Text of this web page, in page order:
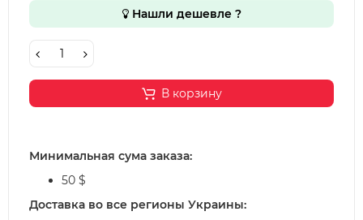
Нашли дешевле ?
В корзину
Минимальная сума заказа:
50 $
Доставка во все регионы Украины: